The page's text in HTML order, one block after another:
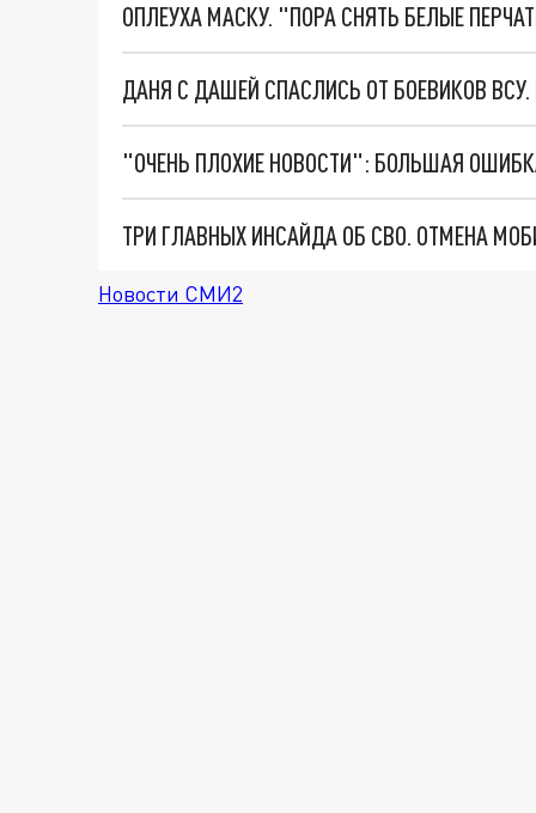
ОПЛЕУХА МАСКУ. "ПОРА СНЯТЬ БЕЛЫЕ
ДАНЯ С ДАШЕЙ СПАСЛИСЬ ОТ БОЕВИКОВ
Новости СМИ2